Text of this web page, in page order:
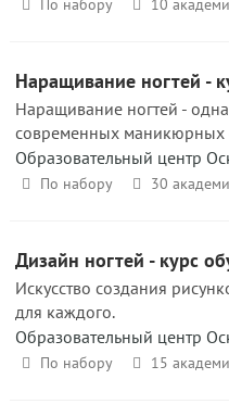
По набору 10
Наращивание ногтей -
Наращивание ногтей -
современных маникюрных
Образовательный центр
По набору 30
Дизайн ногтей - курс
Искусство создания
для каждого.
Образовательный центр
По набору 15